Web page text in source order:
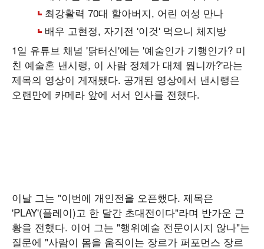
1일 유튜브 채널 '닭터신'에는 '예술인가 기행인가? 미
친 예술혼 낸시랭, 이 사람 정체가 대체 뭡니까?'라는
제목의 영상이 게재됐다. 공개된 영상에서 낸시랭은
오랜만에 카메라 앞에 서서 인사를 전했다.
이날 그는 "이번에 개인전을 오픈했다. 제목은
'PLAY'(플레이)고 한 달간 초대전이다"라며 반가운 근
황을 전했다. 이어 그는 "행위예술 전문이시지 않나"는
질문에 "사람이 몸을 움직이는 장르가 퍼포먼스 장르